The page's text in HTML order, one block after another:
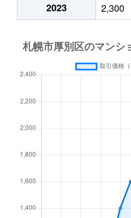
厚別中央４条
2,000万円
厚別中央４条
厚別中央４条
2,000万円
厚別中央５条
厚別西３条
1,200万円
厚別東１条
2,100万円
2023
2,300